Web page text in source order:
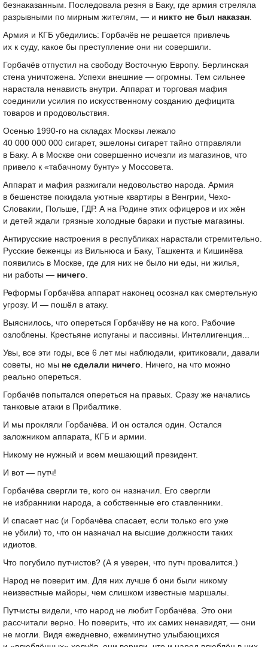
безнаказанным. Последовала резня в Баку, где армия стреляла
разрывными по мирным жителям, — и никто не был наказан.
Армия и КГБ убедились: Горбачёв не решается привлечь
их к суду, какое бы преступление они ни совершили.
Горбачёв отпустил на свободу Восточную Европу. Берлинская
стена уничтожена. Успехи внешние — огромны. Тем сильнее
нарастала ненависть внутри. Аппарат и торговая мафия
соединили усилия по искусственному созданию дефицита
товаров и продовольствия.
Осенью 1990-го на складах Москвы лежало
40 000 000 000 сигарет, эшелоны сигарет тайно отправляли
в Баку. А в Москве они совершенно исчезли из магазинов, что
привело к «табачному бунту» у Моссовета.
Аппарат и мафия разжигали недовольство народа. Армия
в бешенстве покидала уютные квартиры в Венгрии, Чехо-
Словакии, Польше, ГДР. А на Родине этих офицеров и их жён
и детей ждали грязные холодные бараки и пустые магазины.
Антирусские настроения в республиках нарастали стремительно.
Русские беженцы из Вильнюса и Баку, Ташкента и Кишинёва
появились в Москве, где для них не было ни еды, ни жилья,
ни работы — ничего.
Реформы Горбачёва аппарат наконец осознал как смертельную
угрозу. И — пошёл в атаку.
Выяснилось, что опереться Горбачёву не на кого. Рабочие
озлоблены. Крестьяне испуганы и пассивны. Интеллигенция...
Увы, все эти годы, все 6 лет мы наблюдали, критиковали, давали
советы, но мы не сделали ничего. Ничего, на что можно
реально опереться.
Горбачёв попытался опереться на правых. Сразу же начались
танковые атаки в Прибалтике.
И мы прокляли Горбачёва. И он остался один. Остался
заложником аппарата, КГБ и армии.
Никому не нужный и всем мешающий президент.
И вот — путч!
Горбачёва свергли те, кого он назначил. Его свергли
не избранники народа, а собственные его ставленники.
И спасает нас (и Горбачёва спасает, если только его уже
не убили) то, что он назначал на высшие должности таких
идиотов.
Что погубило путчистов? (А я уверен, что путч провалится.)
Народ не поверит им. Для них лучше б они были никому
неизвестные майоры, чем слишком известные маршалы.
Путчисты видели, что народ не любит Горбачёва. Это они
рассчитали верно. Но поверить, что их самих ненавидят, — они
не могли. Видя ежедневно, ежеминутно улыбающихся